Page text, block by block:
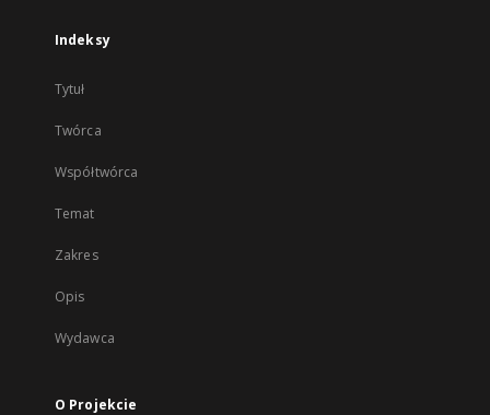
Indeksy
Tytuł
Twórca
Współtwórca
Temat
Zakres
Opis
Wydawca
O Projekcie